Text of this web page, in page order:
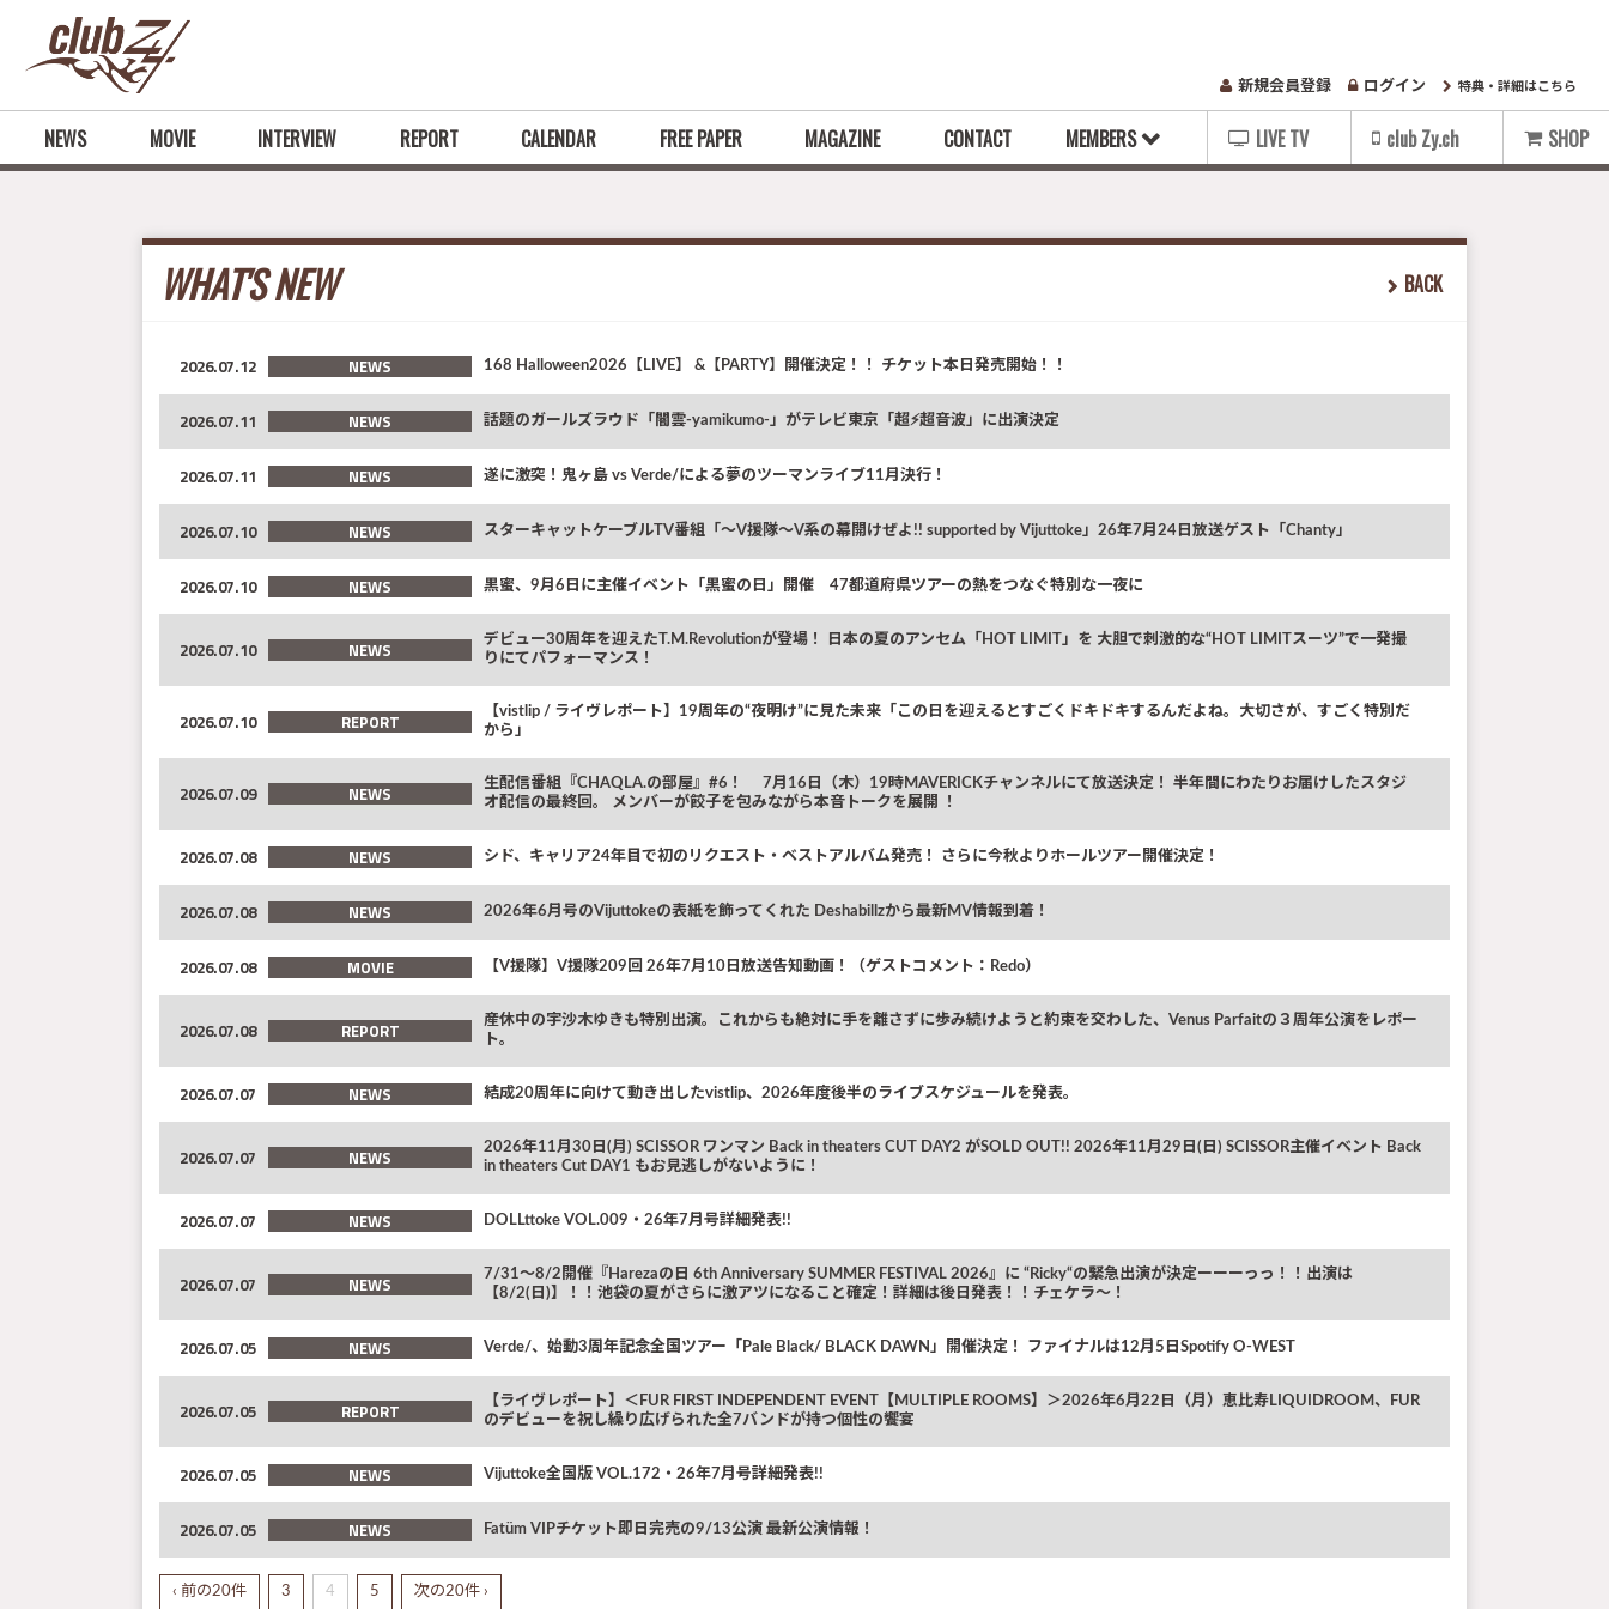
新規会員登録 ログイン 特典・詳細はこちら
NEWS MOVIE INTERVIEW REPORT CALENDAR FREE PAPER MAGAZINE CONTACT MEMBERS LIVE TV club Zy.ch SHOP
WHAT'S NEW BACK
2026.07.12 NEWS 168 Halloween2026【LIVE】 &【PARTY】開催決定！！ チケット本日発売開始！！
2026.07.11 NEWS 話題のガールズラウド「闇雲-yamikumo-」がテレビ東京「超⚡️超音波」に出演決定
2026.07.11 NEWS 遂に激突！鬼ヶ島 vs Verde/による夢のツーマンライブ11月決行！
2026.07.10 NEWS スターキャットケーブルTV番組「〜V援隊〜V系の幕開けぜよ!! supported by Vijuttoke」26年7月24日放送ゲスト「Chanty」
2026.07.10 NEWS 黒蜜、9月6日に主催イベント「黒蜜の日」開催 47都道府県ツアーの熱をつなぐ特別な一夜に
2026.07.10 NEWS
デビュー30周年を迎えたT.M.Revolutionが登場！ 日本の夏のアンセム「HOT LIMIT」を 大胆で刺激的な“HOT LIMITスーツ”で一発撮
りにてパフォーマンス！
2026.07.10 REPORT
【vistlip / ライヴレポート】19周年の“夜明け”に見た未来「この日を迎えるとすごくドキドキするんだよね。大切さが、すごく特別だ
から」
2026.07.09 NEWS
生配信番組『CHAQLA.の部屋』#6！ 7月16日（木）19時MAVERICKチャンネルにて放送決定！ 半年間にわたりお届けしたスタジ
オ配信の最終回。 メンバーが餃子を包みながら本音トークを展開 ！
2026.07.08 NEWS シド、キャリア24年目で初のリクエスト・ベストアルバム発売！ さらに今秋よりホールツアー開催決定！
2026.07.08 NEWS 2026年6月号のVijuttokeの表紙を飾ってくれた Deshabillzから最新MV情報到着！
2026.07.08 MOVIE 【V援隊】V援隊209回 26年7月10日放送告知動画！（ゲストコメント：Redo）
2026.07.08 REPORT
産休中の宇沙木ゆきも特別出演。これからも絶対に手を離さずに歩み続けようと約束を交わした、Venus Parfaitの３周年公演をレポー
ト。
2026.07.07 NEWS 結成20周年に向けて動き出したvistlip、2026年度後半のライブスケジュールを発表。
2026.07.07 NEWS
2026年11月30日(月) SCISSOR ワンマン Back in theaters CUT DAY2 がSOLD OUT!! 2026年11月29日(日) SCISSOR主催イベント Back
in theaters Cut DAY1 もお見逃しがないように！
2026.07.07 NEWS DOLLttoke VOL.009・26年7月号詳細発表!!
2026.07.07 NEWS
7/31〜8/2開催『Harezaの日 6th Anniversary SUMMER FESTIVAL 2026』に “Ricky“の緊急出演が決定ーーーっっ！！出演は
【8/2(日)】！！池袋の夏がさらに激アツになること確定！詳細は後日発表！！チェケラ〜！
2026.07.05 NEWS Verde/、始動3周年記念全国ツアー「Pale Black/ BLACK DAWN」開催決定！ ファイナルは12月5日Spotify O-WEST
2026.07.05 REPORT
【ライヴレポート】＜FUR FIRST INDEPENDENT EVENT【MULTIPLE ROOMS】＞2026年6月22日（月）恵比寿LIQUIDROOM、FUR
のデビューを祝し繰り広げられた全7バンドが持つ個性の饗宴
2026.07.05 NEWS Vijuttoke全国版 VOL.172・26年7月号詳細発表!!
2026.07.05 NEWS Fatüm VIPチケット即日完売の9/13公演 最新公演情報！
‹ 前の20件 3 4 5 次の20件 ›